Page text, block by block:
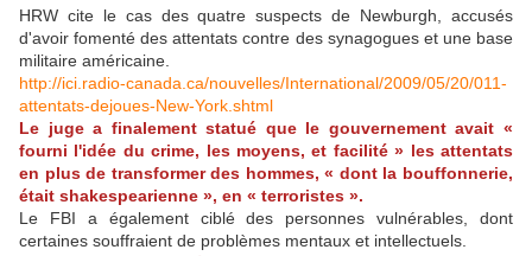
HRW cite le cas des quatre suspects de Newburgh, accusés
d'avoir fomenté des attentats contre des synagogues et une base
militaire américaine.
http://ici.radio-canada.ca/nouvelles/International/2009/05/20/011-
attentats-dejoues-New-York.shtml
Le juge a finalement statué que le gouvernement avait «
fourni l'idée du crime, les moyens, et facilité » les attentats
en plus de transformer des hommes, « dont la bouffonnerie,
était shakespearienne », en « terroristes ».
Le FBI a également ciblé des personnes vulnérables, dont
certaines souffraient de problèmes mentaux et intellectuels.